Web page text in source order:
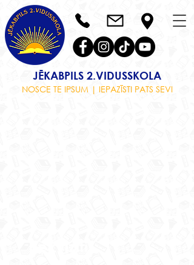
JĒKABPILS 2.VIDUSSKOLA
NOSCE TE IPSUM | IEPAZĪSTI PATS SEVI